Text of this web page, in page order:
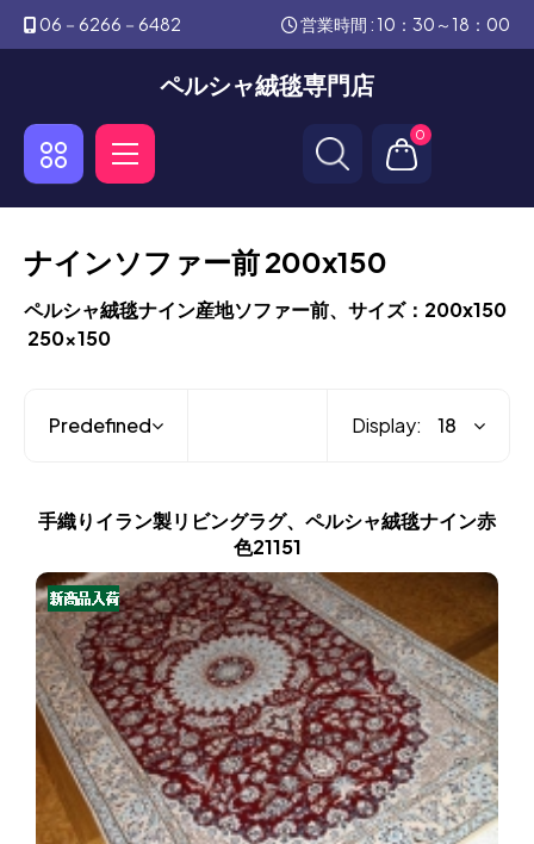
06－6266－6482 営業時間 : 10：30～18：00
ペルシャ絨毯専門店
0
ナインソファー前 200x150
ペルシャ絨毯ナイン産地ソファー前、サイズ：200x150
250x150
Display:
手織りイラン製リビングラグ、ペルシャ絨毯ナイン赤
色21151